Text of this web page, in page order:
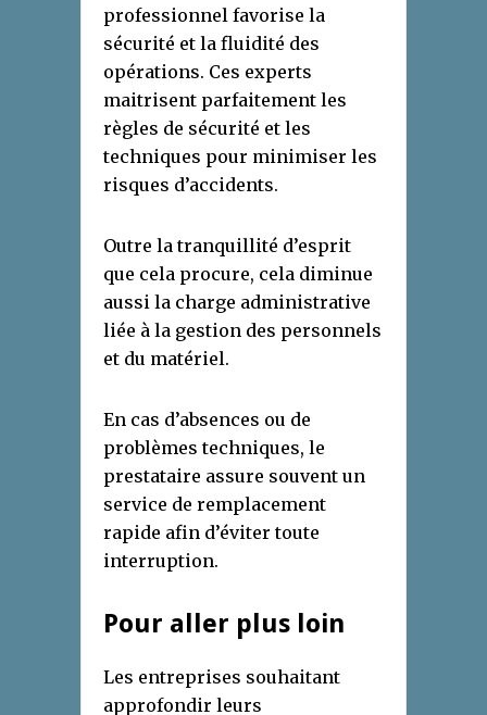
professionnel favorise la
sécurité et la fluidité des
opérations. Ces experts
maitrisent parfaitement les
règles de sécurité et les
techniques pour minimiser les
risques d’accidents.
Outre la tranquillité d’esprit
que cela procure, cela diminue
aussi la charge administrative
liée à la gestion des personnels
et du matériel.
En cas d’absences ou de
problèmes techniques, le
prestataire assure souvent un
service de remplacement
rapide afin d’éviter toute
interruption.
Pour aller plus loin
Les entreprises souhaitant
approfondir leurs